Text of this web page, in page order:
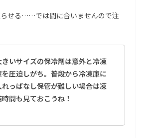
せる……では間に合いませんので注
きいサイズの保冷剤は意外と冷凍
を圧迫しがち。普段から冷凍庫に
れっぱなし保管が難しい場合は凍
時間も見ておこうね！